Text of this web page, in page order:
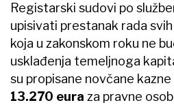
Registarski sudovi po
upisivati prestanak rada
koja u zakonskom roku ne
usklađenja temeljnoga
su propisane novčane kazne
13.270 eura za pravne